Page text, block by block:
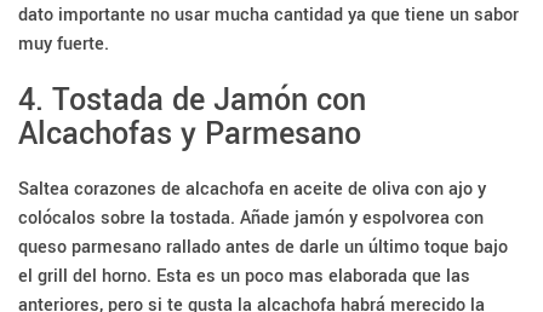
dato importante no usar mucha cantidad ya que tiene un sabor
muy fuerte.
4. Tostada de Jamón con
Alcachofas y Parmesano
Saltea corazones de alcachofa en aceite de oliva con ajo y
colócalos sobre la tostada. Añade jamón y espolvorea con
queso parmesano rallado antes de darle un último toque bajo
el grill del horno. Esta es un poco mas elaborada que las
anteriores, pero si te gusta la alcachofa habrá merecido la